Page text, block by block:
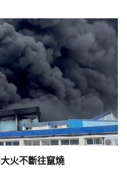
火不斷往竄燒